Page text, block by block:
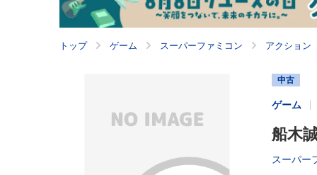
トップ ゲーム スーパーファミコン アクション
中古
ゲーム
船木
スーパー